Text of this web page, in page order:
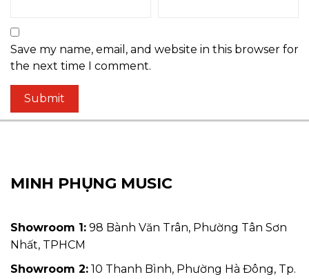
Save my name, email, and website in this browser for
the next time I comment.
MINH PHỤNG MUSIC
Showroom 1: 98 Bành Văn Trân, Phường Tân Sơn
Nhất, TPHCM
Showroom 2: 10 Thanh Bình, Phường Hà Đông, Tp.